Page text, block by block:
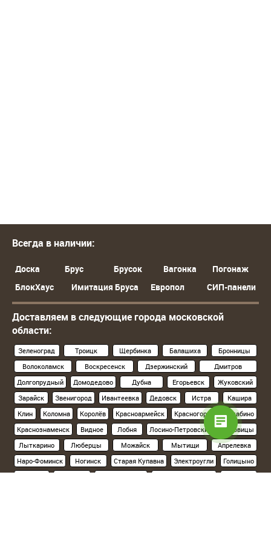
Всегда в наличии:
Доска Брус Брусок Вагонка
Погонаж
БлокХаус
Имитация Бруса Европол СИП-панели
Доставляем в следующие города московской
области:
Зеленоград Троицк Щербинка Балашиха
Бронницы
Волоколамск
Воскресенск Дзержинский
Дмитров
Долгопрудный
Домодедово Дубна Егорьевск
Жуковский
Зарайск
Звенигород Ивантеевка Дедовск Истра
Кашира
Клин
Коломна Королёв Красноармейск Красногорск
Нахабино
Краснознаменск
Видное Лобня Лосино-Петровский
Луховицы
Лыткарино
Люберцы Можайск Мытищи
Апрелевка
Наро-Фоминск
Ногинск Старая Купавна Электроугли
Голицыно